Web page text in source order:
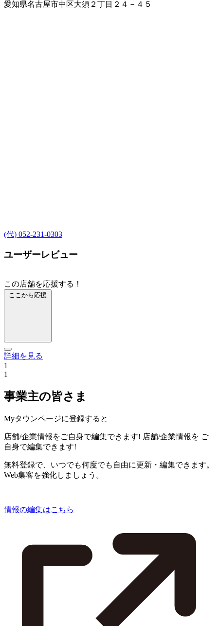
愛知県名古屋市中区大須２丁目２４－４５
(代) 052-231-0303
ユーザーレビュー
この店舗を応援する！
ここから応援
詳細を見る
1
1
事業主の皆さま
Myタウンページに登録すると
店舗/企業情報をご自身で編集できます! 店舗/企業情報を ご
自身で編集できます!
無料登録で、いつでも何度でも自由に更新・編集できます。
Web集客を強化しましょう。
情報の編集はこちら